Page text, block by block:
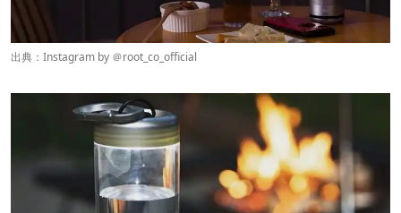
出典：Instagram by ＠root_co_official